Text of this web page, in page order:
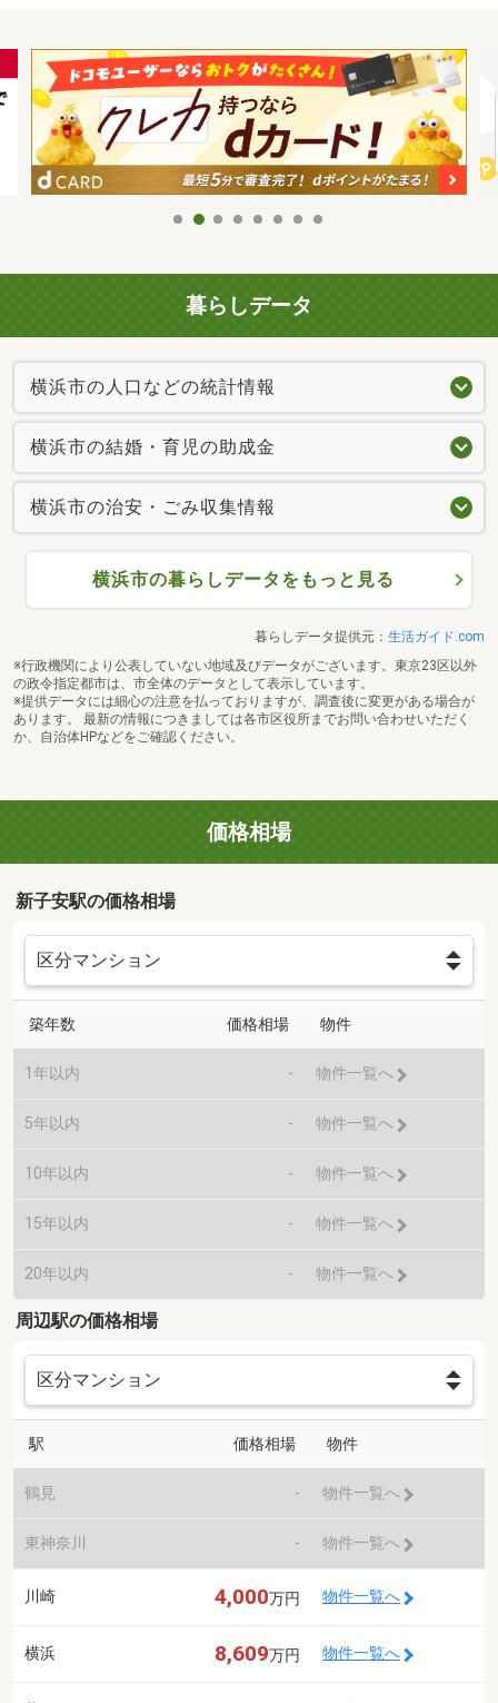
暮らしデータ
横浜市の人口などの統計情報
横浜市の結婚・育児の助成金
横浜市の治安・ごみ収集情報
横浜市の暮らしデータをもっと見る
暮らしデータ提供元： 生活ガイド.com
※行政機関により公表していない地域及びデータがございます。東京23区以外
の政令指定都市は、市全体のデータとして表示しています。
※提供データには細心の注意を払っておりますが、調査後に変更がある場合が
あります。 最新の情報につきましては各市区役所までお問い合わせいただく
か、自治体HPなどをご確認ください。
価格相場
新子安駅の価格相場
築年数 価格相場 物件
1年以内 - 物件一覧へ
5年以内 - 物件一覧へ
10年以内 - 物件一覧へ
15年以内 - 物件一覧へ
20年以内 - 物件一覧へ
周辺駅の価格相場
駅 価格相場 物件
鶴見 - 物件一覧へ
東神奈川 - 物件一覧へ
川崎 4,000万円 物件一覧へ
横浜 8,609万円 物件一覧へ